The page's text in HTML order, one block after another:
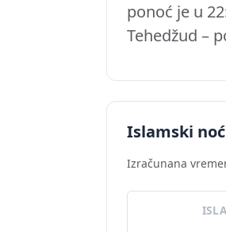
ponoć je u
Tehedžud –
Islamski
Izračunana